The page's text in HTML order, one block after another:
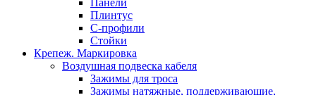
Плинтус
С-профили
Стойки
Крепеж. Маркировка
Воздушная подвеска кабеля
Зажимы для троса
Зажимы натяжные, поддерживающие,